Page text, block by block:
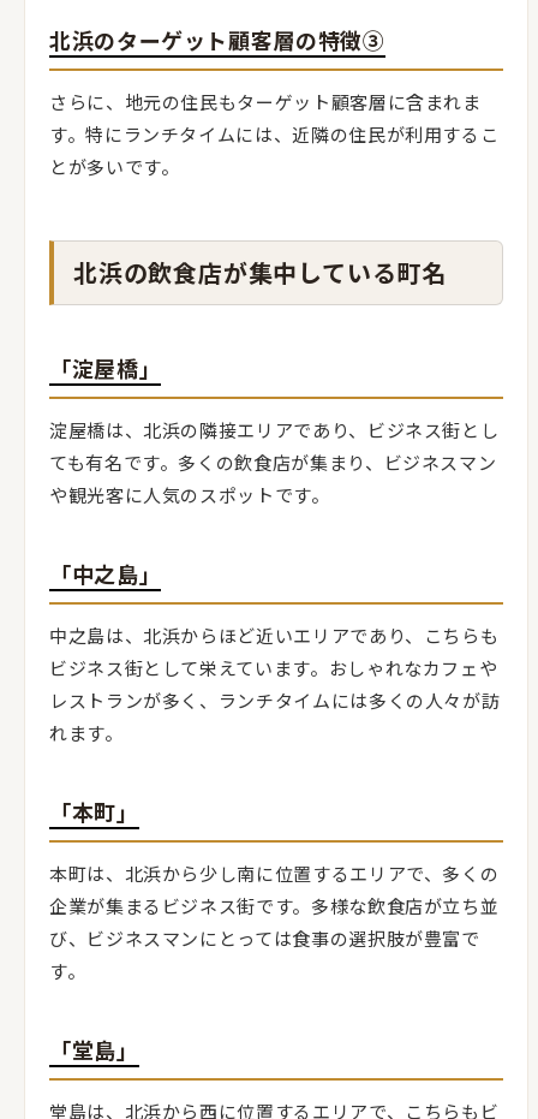
北浜のターゲット顧客層の特徴③
さらに、地元の住民もターゲット顧客層に含まれま
す。特にランチタイムには、近隣の住民が利用するこ
とが多いです。
北浜の飲食店が集中している町名
「淀屋橋」
淀屋橋は、北浜の隣接エリアであり、ビジネス街とし
ても有名です。多くの飲食店が集まり、ビジネスマン
や観光客に人気のスポットです。
「中之島」
中之島は、北浜からほど近いエリアであり、こちらも
ビジネス街として栄えています。おしゃれなカフェや
レストランが多く、ランチタイムには多くの人々が訪
れます。
「本町」
本町は、北浜から少し南に位置するエリアで、多くの
企業が集まるビジネス街です。多様な飲食店が立ち並
び、ビジネスマンにとっては食事の選択肢が豊富で
す。
「堂島」
堂島は、北浜から西に位置するエリアで、こちらもビ